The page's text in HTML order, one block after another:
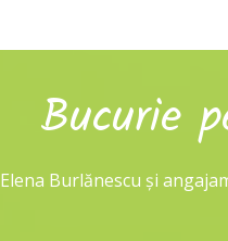
Bucurie
Elena Burlănescu și